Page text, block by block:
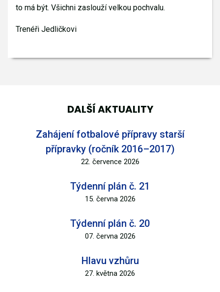
to má být. Všichni zaslouží velkou pochvalu.
Trenéři Jedličkovi
DALŠÍ AKTUALITY
Zahájení fotbalové přípravy starší
přípravky (ročník 2016–2017)
22. července 2026
Týdenní plán č. 21
15. června 2026
Týdenní plán č. 20
07. června 2026
Hlavu vzhůru
27. května 2026